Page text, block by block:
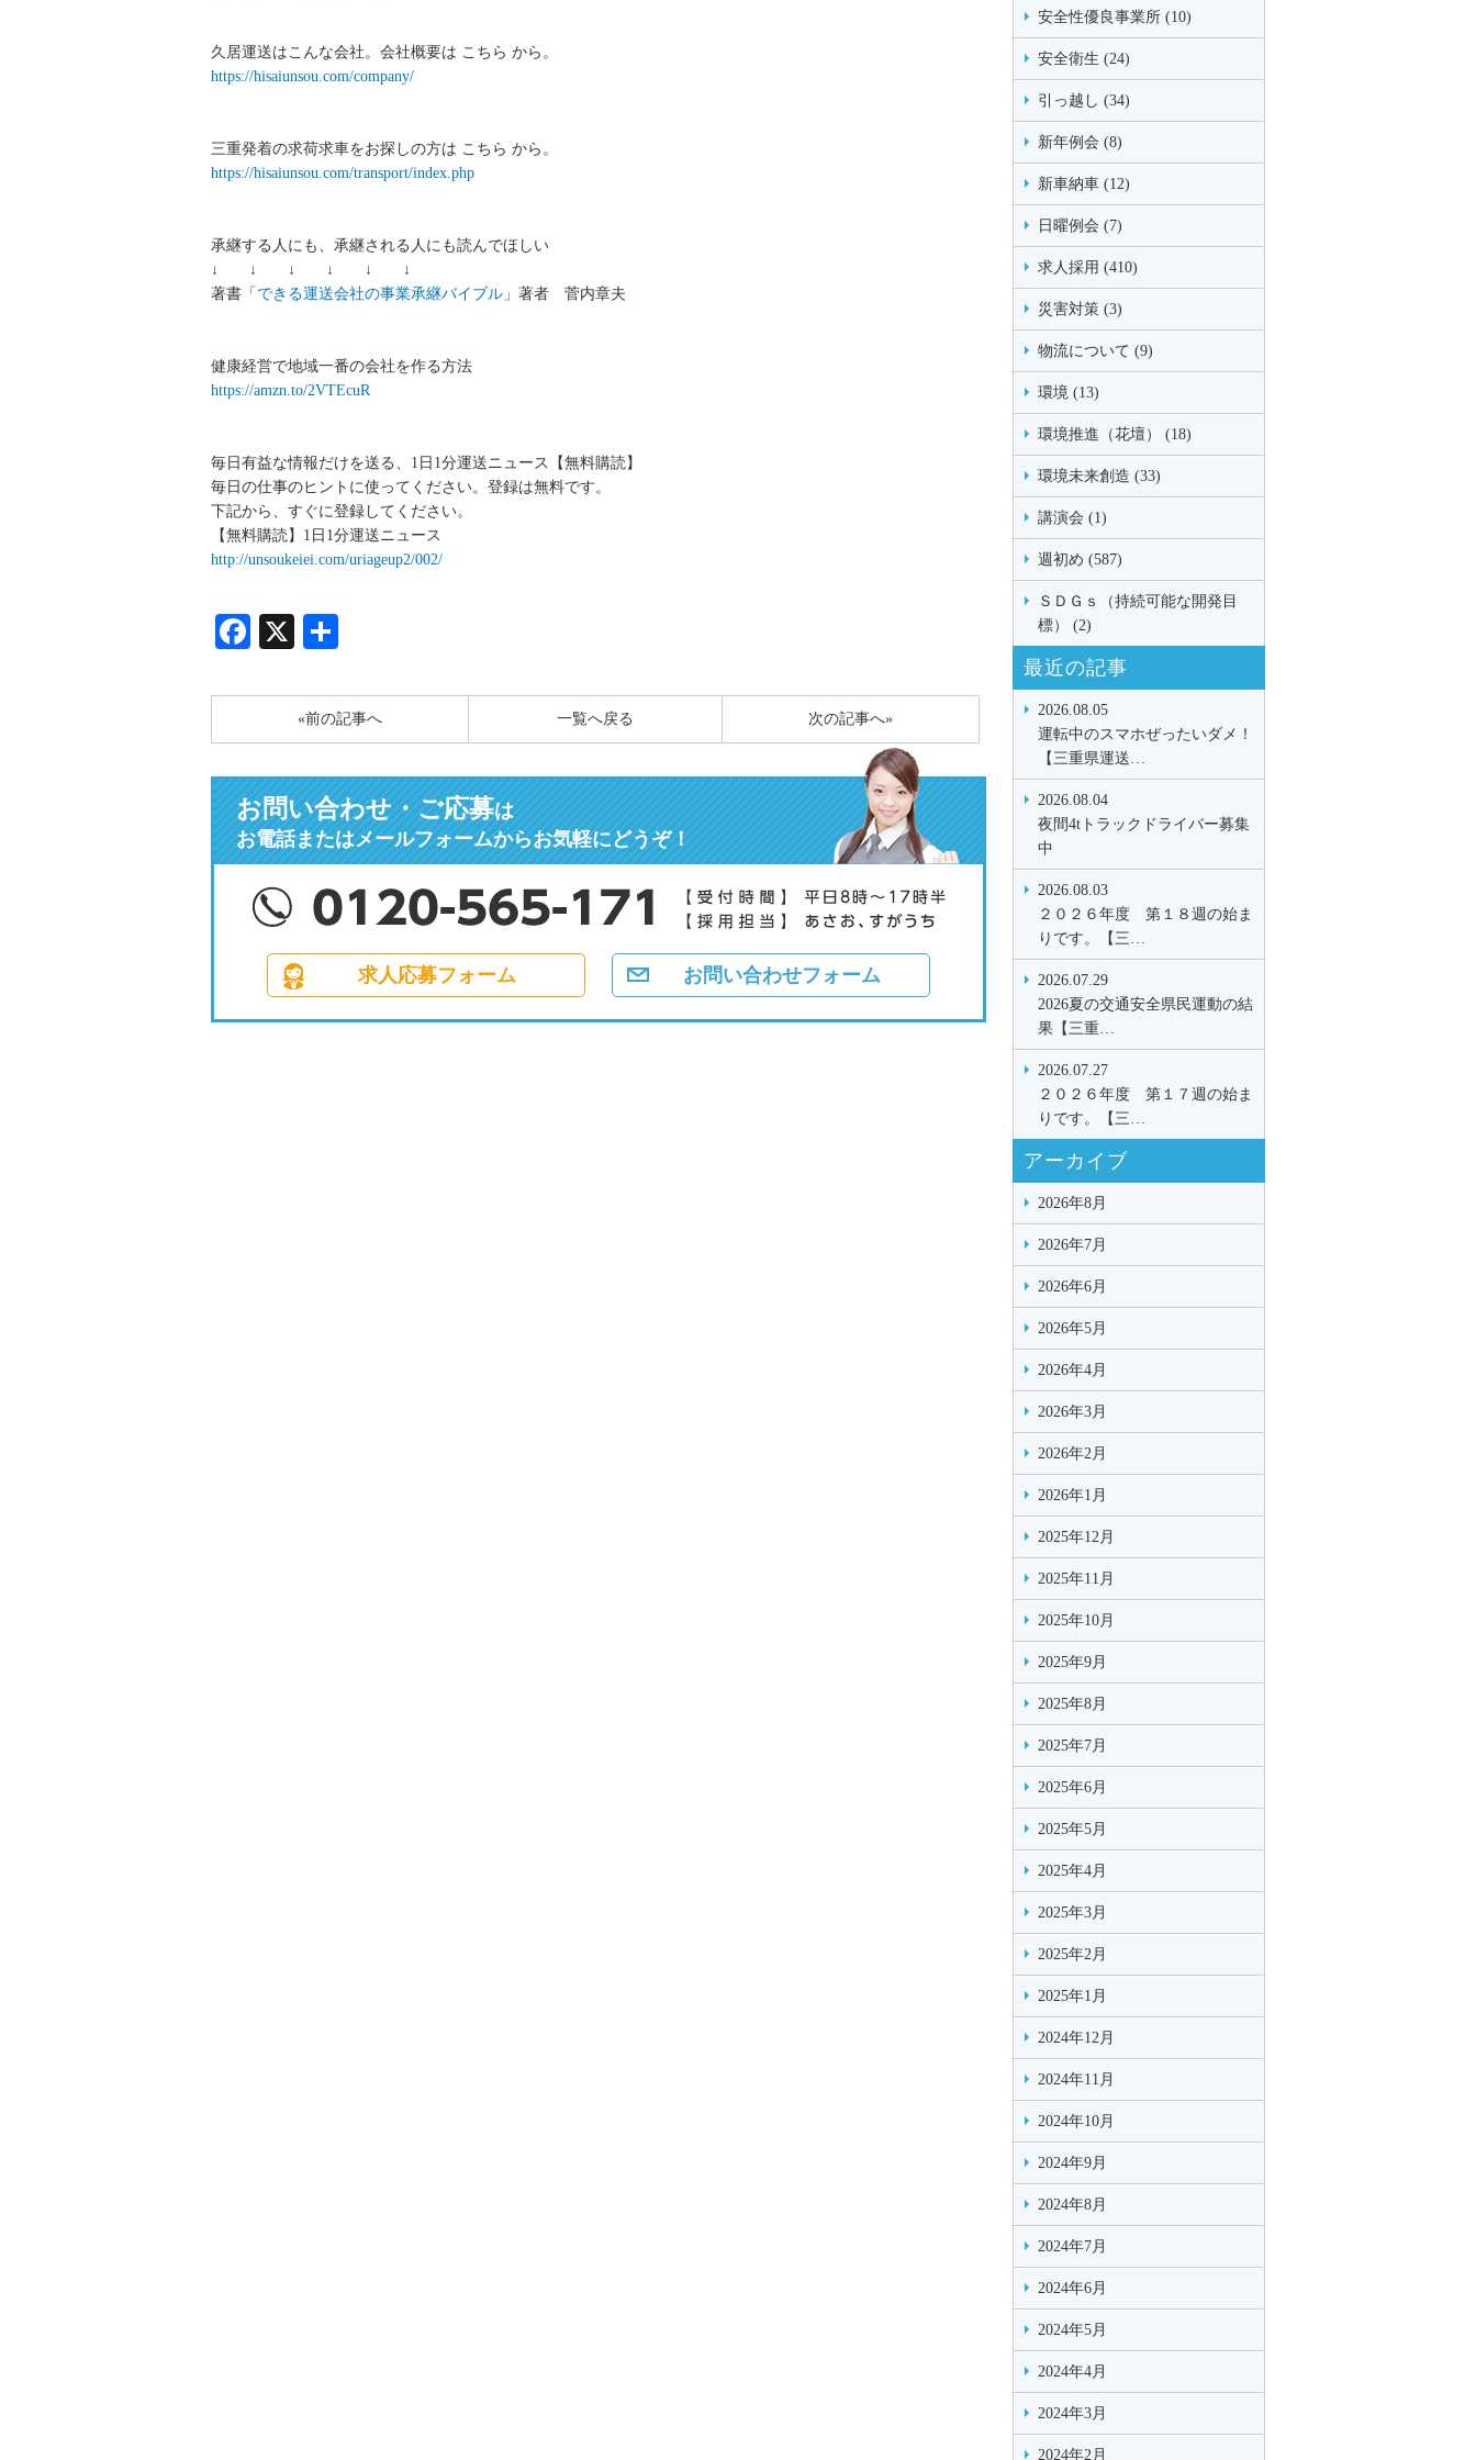
久居運送はこんな会社。会社概要は こちら から。
https://hisaiunsou.com/company/
三重発着の求荷求車をお探しの方は こちら から。
https://hisaiunsou.com/transport/index.php
承継する人にも、承継される人にも読んでほしい
↓ ↓ ↓ ↓ ↓ ↓
著書「 できる運送会社の事業承継バイブル 」著者 菅内章夫
健康経営で地域一番の会社を作る方法
https://amzn.to/2VTEcuR
毎日有益な情報だけを送る、1日1分運送ニュース【無料購読】
毎日の仕事のヒントに使ってください。登録は無料です。
下記から、すぐに登録してください。
【無料購読】1日1分運送ニュース
http://unsoukeiei.com/uriageup2/002/
Facebook
X
«前の記事へ 次の記事へ»
一覧へ戻る
お問い合わせ・ご応募は
お電話またはメールフォームからお気軽にどうぞ！
求人応募フォーム お問い合わせフォーム
安全性優良事業所 (10)
安全衛生 (24)
引っ越し (34)
新年例会 (8)
新車納車 (12)
日曜例会 (7)
求人採用 (410)
災害対策 (3)
物流について (9)
環境 (13)
環境推進（花壇） (18)
環境未来創造 (33)
講演会 (1)
週初め (587)
ＳＤＧｓ（持続可能な開発目
標） (2)
最近の記事
2026.08.05
運転中のスマホぜったいダメ！
【三重県運送…
2026.08.04
夜間4tトラックドライバー募集
中
2026.08.03
２０２６年度 第１８週の始ま
りです。【三…
2026.07.29
2026夏の交通安全県民運動の結
果【三重…
2026.07.27
２０２６年度 第１７週の始ま
りです。【三…
アーカイブ
2026年8月
2026年7月
2026年6月
2026年5月
2026年4月
2026年3月
2026年2月
2026年1月
2025年12月
2025年11月
2025年10月
2025年9月
2025年8月
2025年7月
2025年6月
2025年5月
2025年4月
2025年3月
2025年2月
2025年1月
2024年12月
2024年11月
2024年10月
2024年9月
2024年8月
2024年7月
2024年6月
2024年5月
2024年4月
2024年3月
2024年2月